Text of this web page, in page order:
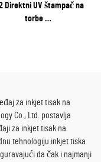
Direktni UV štampač na
torbe
za inkjet tisak na
Co., Ltd. postavlja
za inkjet tisak na
tehnologiju inkjet tiska
da čak i najmanji